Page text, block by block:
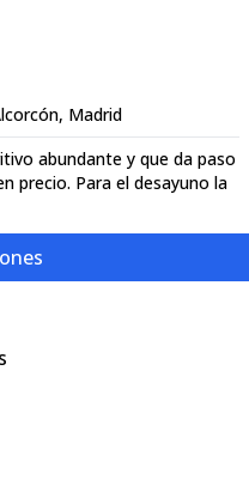
Madrid
abundante y que da paso
precio. Para el desayuno la